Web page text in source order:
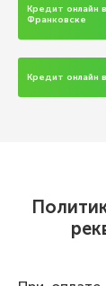
Кредит онлайн
Франковске
Кредит онлайн